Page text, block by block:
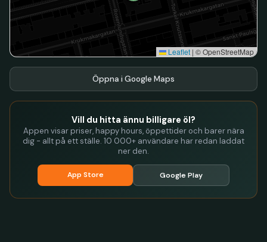
Leaflet | © OpenStreetMap
Öppna i Google Maps
Vill du hitta ännu billigare öl?
Appen visar priser, happy hours, öppettider och barer nära
dig - allt på ett ställe. 10 000+ användare har redan laddat
ner den.
App Store Google Play